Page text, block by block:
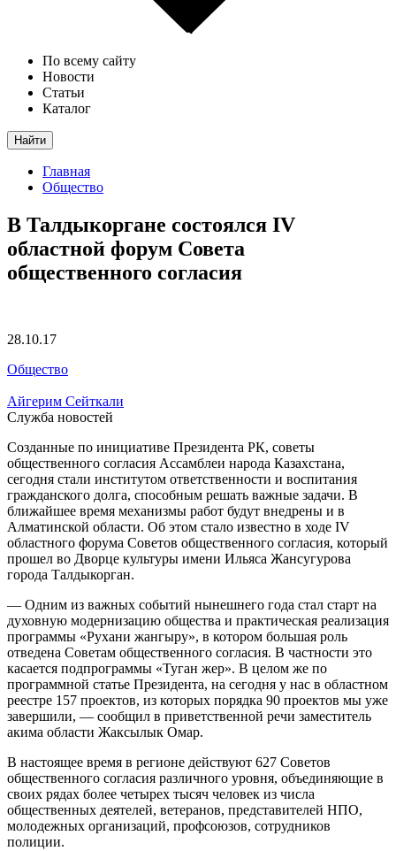
По всему сайту
Новости
Статьи
Каталог
Найти
Главная
Общество
В Талдыкоргане состоялся IV
областной форум Совета
общественного согласия
28.10.17
Общество
Айгерим Сейткали
Служба новостей
Созданные по инициативе Президента РК, советы
общественного согласия Ассамблеи народа Казахстана,
сегодня стали институтом ответственности и воспитания
гражданского долга, способным решать важные задачи. В
ближайшее время механизмы работ будут внедрены и в
Алматинской области. Об этом стало известно в ходе IV
областного форума Советов общественного согласия, который
прошел во Дворце культуры имени Ильяса Жансугурова
города Талдыкорган.
— Одним из важных событий нынешнего года стал старт на
духовную модернизацию общества и практическая реализация
программы «Рухани жангыру», в котором большая роль
отведена Советам общественного согласия. В частности это
касается подпрограммы «Туган жер». В целом же по
программной статье Президента, на сегодня у нас в областном
реестре 157 проектов, из которых порядка 90 проектов мы уже
завершили, — сообщил в приветственной речи заместитель
акима области Жаксылык Омар.
В настоящее время в регионе действуют 627 Советов
общественного согласия различного уровня, объединяющие в
своих рядах более четырех тысяч человек из числа
общественных деятелей, ветеранов, представителей НПО,
молодежных организаций, профсоюзов, сотрудников
полиции.